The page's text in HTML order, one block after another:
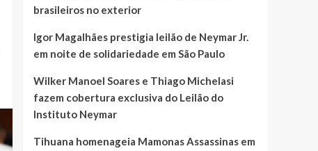
brasileiros no exterior
Igor Magalhães prestigia leilão de Neymar Jr.
em noite de solidariedade em São Paulo
Wilker Manoel Soares e Thiago Michelasi
fazem cobertura exclusiva do Leilão do
Instituto Neymar
Tihuana homenageia Mamonas Assassinas em